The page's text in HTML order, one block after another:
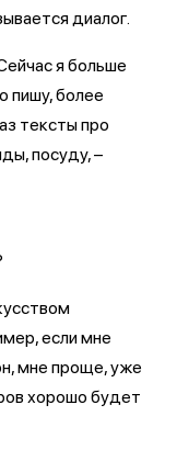
диалог.
я больше
пишу, более
тексты про
посуду, –
если мне
мне проще, уже
хорошо будет